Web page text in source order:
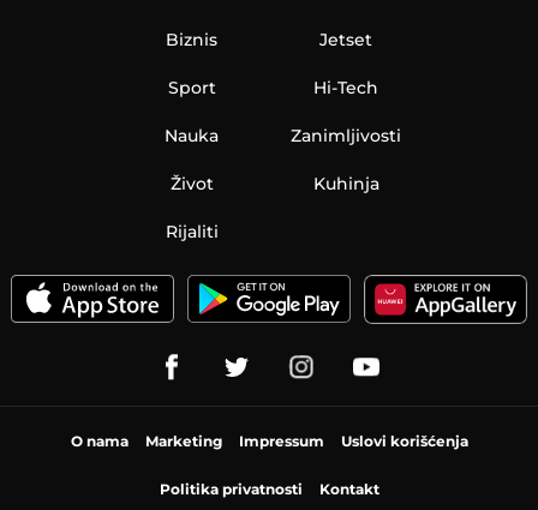
Biznis
Sport
Nauka
Jetset
Hi-Tech
Zanimljivosti
Život Kuhinja
Rijaliti
O nama Marketing Impressum Uslovi korišćenja
Politika privatnosti Kontakt